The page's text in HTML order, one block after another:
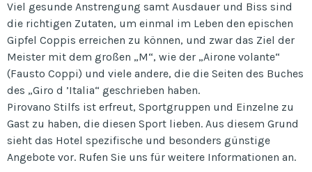
Viel gesunde Anstrengung samt Ausdauer und Biss sind
die richtigen Zutaten, um einmal im Leben den epischen
Gipfel Coppis erreichen zu können, und zwar das Ziel der
Meister mit dem großen „M“, wie der „Airone volante“
(Fausto Coppi) und viele andere, die die Seiten des Buches
des „Giro d ’Italia“ geschrieben haben.
Pirovano Stilfs ist erfreut, Sportgruppen und Einzelne zu
Gast zu haben, die diesen Sport lieben. Aus diesem Grund
sieht das Hotel spezifische und besonders günstige
Angebote vor. Rufen Sie uns für weitere Informationen an.